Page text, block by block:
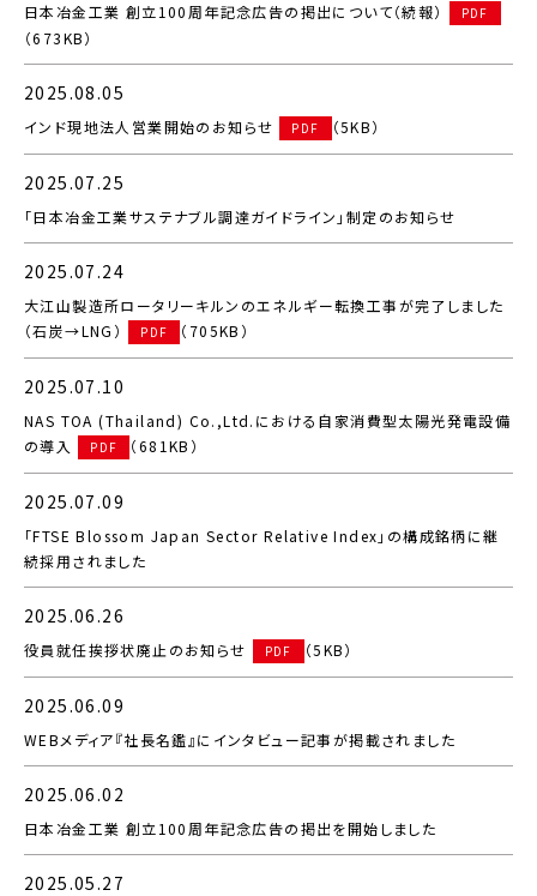
日本冶金工業 創立100周年記念広告の掲出について（続報） PDF
（673KB）
2025.08.05
インド現地法人営業開始のお知らせ PDF （5KB）
2025.07.25
「日本冶金工業サステナブル調達ガイドライン」制定のお知らせ
2025.07.24
大江山製造所ロータリーキルンのエネルギー転換工事が完了しました
（石炭→LNG）
PDF （705KB）
2025.07.10
NAS TOA (Thailand) Co.,Ltd.における自家消費型太陽光発電設備
の導入
PDF （681KB）
2025.07.09
「FTSE Blossom Japan Sector Relative Index」の構成銘柄に継
続採用されました
2025.06.26
役員就任挨拶状廃止のお知らせ PDF （5KB）
2025.06.09
WEBメディア『社長名鑑』にインタビュー記事が掲載されました
2025.06.02
日本冶金工業 創立100周年記念広告の掲出を開始しました
2025.05.27